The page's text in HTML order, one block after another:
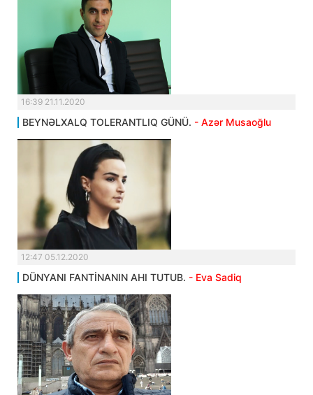
16:39 21.11.2020
BEYNƏLXALQ TOLERANTLIQ GÜNÜ. - Azər Musaoğlu
12:47 05.12.2020
DÜNYANI FANTİNANIN AHI TUTUB. - Eva Sadiq